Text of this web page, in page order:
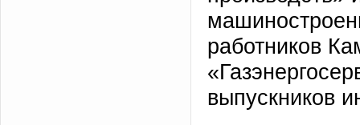
работников
выпускников